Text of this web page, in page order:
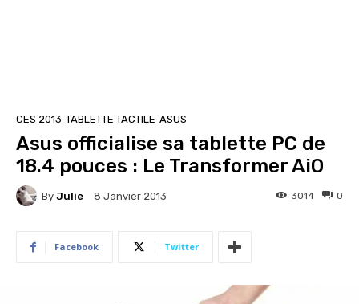
CES 2013 TABLETTE TACTILE ASUS
Asus officialise sa tablette PC de
18.4 pouces : Le Transformer AiO
By Julie 8 Janvier 2013 0
3014
Facebook Twitter